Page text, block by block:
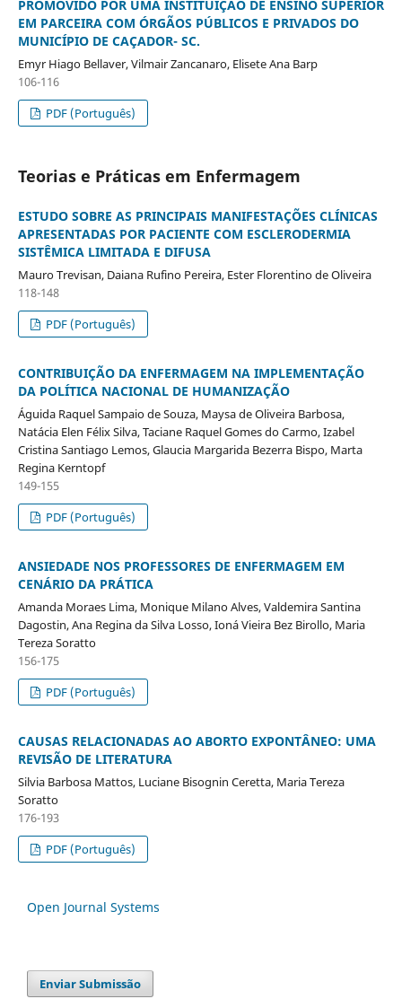
PROMOVIDO POR UMA INSTITUIÇÃO DE ENSINO SUPERIOR
EM PARCEIRA COM ÓRGÃOS PÚBLICOS E PRIVADOS DO
MUNICÍPIO DE CAÇADOR- SC.
Emyr Hiago Bellaver, Vilmair Zancanaro, Elisete Ana Barp
106-116
PDF (Português)
Teorias e Práticas em Enfermagem
ESTUDO SOBRE AS PRINCIPAIS MANIFESTAÇÕES CLÍNICAS
APRESENTADAS POR PACIENTE COM ESCLERODERMIA
SISTÊMICA LIMITADA E DIFUSA
Mauro Trevisan, Daiana Rufino Pereira, Ester Florentino de Oliveira
118-148
PDF (Português)
CONTRIBUIÇÃO DA ENFERMAGEM NA IMPLEMENTAÇÃO
DA POLÍTICA NACIONAL DE HUMANIZAÇÃO
Águida Raquel Sampaio de Souza, Maysa de Oliveira Barbosa,
Natácia Elen Félix Silva, Taciane Raquel Gomes do Carmo, Izabel
Cristina Santiago Lemos, Glaucia Margarida Bezerra Bispo, Marta
Regina Kerntopf
149-155
PDF (Português)
ANSIEDADE NOS PROFESSORES DE ENFERMAGEM EM
CENÁRIO DA PRÁTICA
Amanda Moraes Lima, Monique Milano Alves, Valdemira Santina
Dagostin, Ana Regina da Silva Losso, Ioná Vieira Bez Birollo, Maria
Tereza Soratto
156-175
PDF (Português)
CAUSAS RELACIONADAS AO ABORTO EXPONTÂNEO: UMA
REVISÃO DE LITERATURA
Silvia Barbosa Mattos, Luciane Bisognin Ceretta, Maria Tereza
Soratto
176-193
PDF (Português)
Open Journal Systems
Enviar Submissão